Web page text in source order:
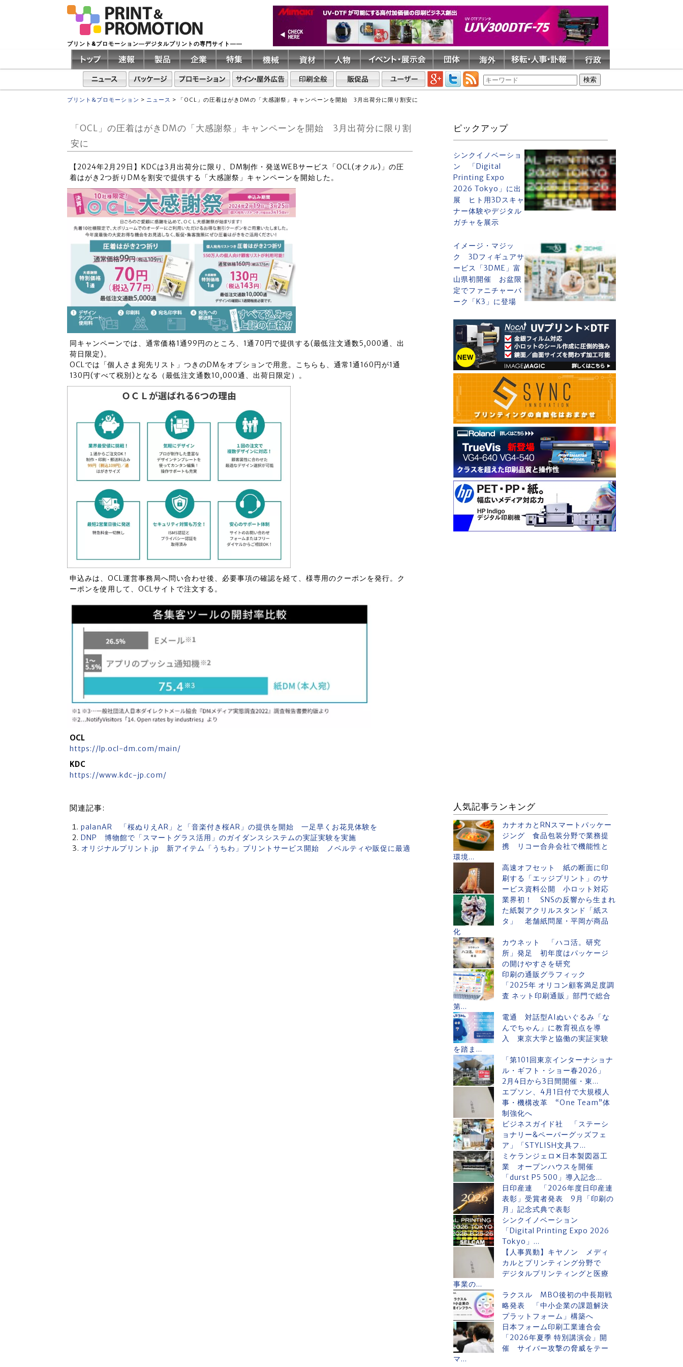
プリント&プロモーション―デジタルプリントの専門サイト――
プリント&プロモーション > ニュース > 「OCL」の圧着はがきDMの「大感謝祭」キャンペーンを開始 3月出荷分に限り割安に
「OCL」の圧着はがきDMの「大感謝祭」キャンペーンを開始 3月出荷分に限り割
安に
【2024年2月29日】KDCは3月出荷分に限り、DM制作・発送WEBサービス「OCL(オクル)」の圧
着はがき2つ折りDMを割安で提供する「大感謝祭」キャンペーンを開始した。
同キャンペーンでは、通常価格1通99円のところ、1通70円で提供する(最低注文通数5,000通、出
荷日限定)。
OCLでは「個人さま宛先リスト」つきのDMをオプションで用意。こちらも、通常1通160円が1通
130円(すべて税別)となる（最低注文通数10,000通、出荷日限定）。
申込みは、OCL運営事務局へ問い合わせ後、必要事項の確認を経て、様専用のクーポンを発行。ク
ーポンを使用して、OCLサイトで注文する。
OCL
https://lp.ocl-dm.com/main/
KDC
https://www.kdc-jp.com/
関連記事:
palanAR 「桜ぬりえAR」と「音楽付き桜AR」の提供を開始 一足早くお花見体験を
DNP 博物館で「スマートグラス活用」のガイダンスシステムの実証実験を実施
オリジナルプリント.jp 新アイテム「うちわ」プリントサービス開始 ノベルティや販促に最適
ピックアップ
シンクイノベーショ
ン 「Digital
Printing Expo
2026 Tokyo」に出
展 ヒト用3Dスキャ
ナー体験やデジタル
ガチャを展示
イメージ・マジッ
ク 3Dフィギュアサ
ービス「3DME」富
山県初開催 お盆限
定でファニチャーパ
ーク「K3」に登場
人気記事ランキング
カナオカとRNスマートパッケー
ジング 食品包装分野で業務提
携 リコー合弁会社で機能性と
環境...
高速オフセット 紙の断面に印
刷する「エッジプリント」のサ
ービス資料公開 小ロット対応
業界初！ SNSの反響から生まれ
た紙製アクリルスタンド「紙ス
タ」 老舗紙問屋・平岡が商品
化
カウネット 「ハコ活。研究
所」発足 初年度はパッケージ
の開けやすさを研究
印刷の通販グラフィック
「2025年 オリコン顧客満足度調
査 ネット印刷通販」部門で総合
第...
電通 対話型AIぬいぐるみ「な
んでちゃん」に教育視点を導
入 東京大学と協働の実証実験
を踏ま...
「第101回東京インターナショナ
ル・ギフト・ショー春2026」
2月4日から3日間開催・東...
エプソン、4月1日付で大規模人
事・機構改革 “One Team”体
制強化へ
ビジネスガイド社 「ステーシ
ョナリー&ペーパーグッズフェ
ア」「STYLISH文具フ...
ミケランジェロ✕日本製図器工
業 オープンハウスを開催
「durst P5 500」導入記念...
日印産連 「2026年度日印産連
表彰」受賞者発表 9月「印刷の
月」記念式典で表彰
シンクイノベーション
「Digital Printing Expo 2026
Tokyo」...
【人事異動】キヤノン メディ
カルとプリンティング分野で
デジタルプリンティングと医療
事業の...
ラクスル MBO後初の中長期戦
略発表 「中小企業の課題解決
プラットフォーム」構築へ
日本フォーム印刷工業連合会
「2026年夏季 特別講演会」開
催 サイバー攻撃の脅威をテー
マ...